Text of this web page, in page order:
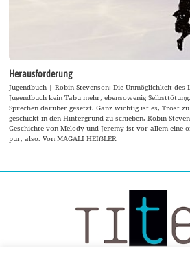
Herausforderung
Jugendbuch | Robin Stevenson: Die Unmöglichkeit des
Jugendbuch kein Tabu mehr, ebensowenig
Sprechen darüber gesetzt. Ganz wichtig ist es, Trost
geschickt in den Hintergrund zu schieben. Robin
Geschichte von Melody und Jeremy ist vor allem eine
pur, also. Von MAGALI HEIẞLER